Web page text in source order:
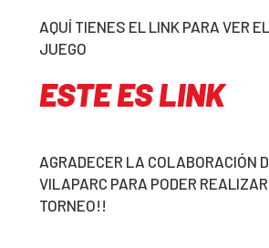
AQUÍ TIENES EL LINK PARA VER
JUEGO
ESTE ES LINK
AGRADECER LA COLABORACIÓN
VILAPARC PARA PODER
TORNEO!!